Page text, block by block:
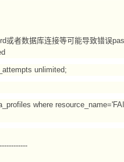
或者数据库连接等可能导致错误
unlimited;
where